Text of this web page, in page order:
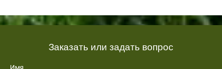
Заказать или задать вопрос